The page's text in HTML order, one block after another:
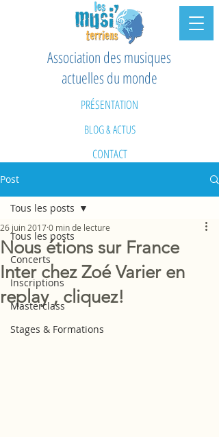
Association des musiques
actuelles du monde
PRÉSENTATION
BLOG & ACTUS
CONTACT
Post
Tous les posts
Concerts
Inscriptions
Masterclass
Stages & Formations
Tous les posts
Nous étions sur France
Inter chez Zoé Varier en
replay , cliquez!
26 juin 20170 min de lecture